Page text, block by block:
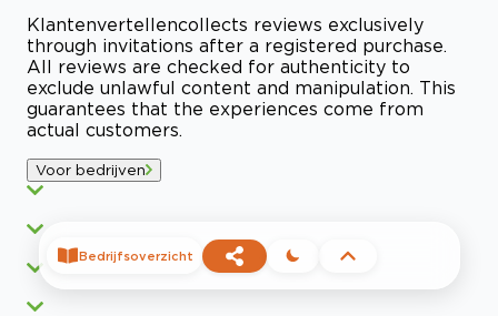
Klantenvertellencollects reviews exclusively
through invitations after a registered purchase.
All reviews are checked for authenticity to
exclude unlawful content and manipulation. This
guarantees that the experiences come from
actual customers.
Voor bedrijven
Bedrijfsoverzicht